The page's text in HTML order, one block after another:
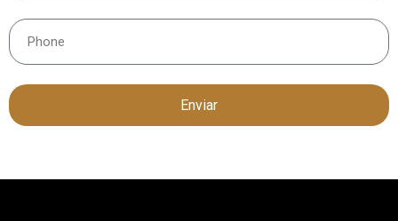
Enviar